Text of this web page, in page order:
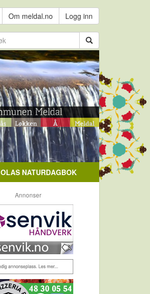
Om meldal.no Logg inn
OLAS NATURDAGBOK
Annonser